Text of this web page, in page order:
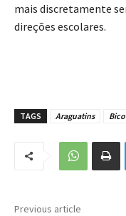
mais discretamente
direções escolares.
TAGS Araguatins
Previous article